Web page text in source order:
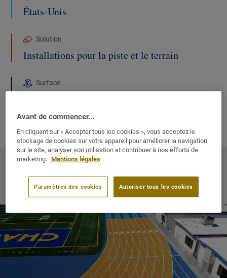
États-Unis
Solution
Installations pour la piste et le terrain
Surface
yards, piste de compétition en banc de 200
PLUS D'INFORMATION :
NOTRE SITE COMMERCIAL
Avant de commencer...
En cliquant sur « Accepter tous les cookies », vous acceptez le
stockage de cookies sur votre appareil pour améliorer la navigation
sur le site, analyser son utilisation et contribuer à nos efforts de
marketing.
Mentions légales
Autoriser tous les cookies
Paramètres des cookies